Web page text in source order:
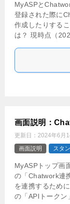
MyASPと
登録された際に
作成したりする
は？ 現時点（
画面説明：
更新日： 2024年6月
画面説明
スタ
MyASPトップ
の「Chatwork連
を連携するため
の「APIトーク